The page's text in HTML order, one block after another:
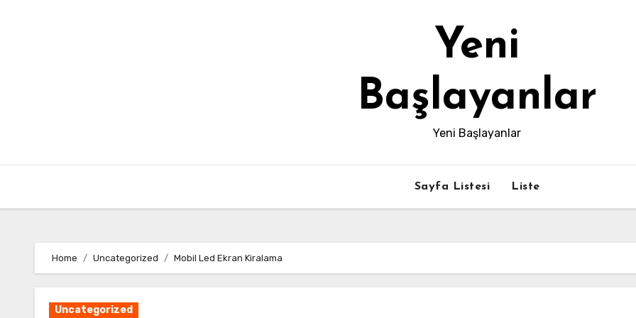
Yeni
Başlayanlar
Yeni Başlayanlar
Sayfa Listesi Liste
Home Uncategorized Mobil Led Ekran Kiralama
Uncategorized